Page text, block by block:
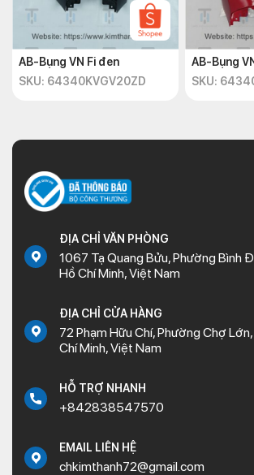
AB-Bụng VN Fi đen
SKU: 64340KVGV20ZD
AB-Bụng
SKU:
ĐỊA CHỈ VĂN PHÒNG
1067 Tạ Quang Bửu, Phường Bình
Hồ Chí Minh, Việt Nam
ĐỊA CHỈ CỬA HÀNG
72 Phạm Hữu Chí, Phường Chợ
Chí Minh, Việt Nam
HỖ TRỢ NHANH
+842838547570
EMAIL LIÊN HỆ
chkimthanh72@gmail.com